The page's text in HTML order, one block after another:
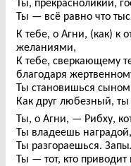
Ты — всё равно что
К тебе, о Агни, (как) к
желаниями,
К тебе, сверкающему
благодаря
Ты становишься сыном
Как друг любезный,
Ты, о Агни, — Рибху,
Ты владеешь наградой,
Ты разгораешься.
Ты — тот, кто приводит